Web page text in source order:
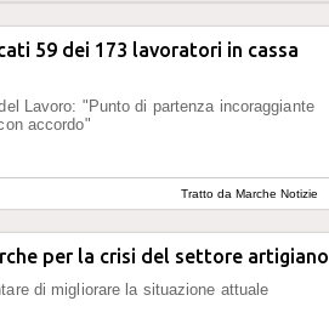
59 dei 173 lavoratori in cassa
Lavoro: "Punto di partenza incoraggiante
accordo"
Tratto da Marche Notizie
per la crisi del settore artigiano
di migliorare la situazione attuale